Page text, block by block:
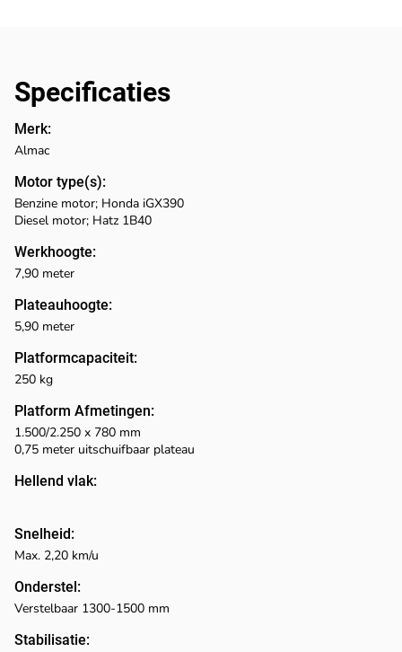
Specificaties
Merk:
Werkhoogte:
Plateauhoogte:
Platformcapaciteit:
Platform Afmetingen:
Motor type(s):
Hellend vlak:
Snelheid:
Almac
7,90 meter
5,90 meter
250 kg
1.500/2.250 x 780 mm
0,75 meter uitschuifbaar plateau
Benzine motor; Honda iGX390
Diesel motor; Hatz 1B40
Max. 2,20 km/u
Onderstel:
Verstelbaar 1300-1500 mm
Stabilisatie: